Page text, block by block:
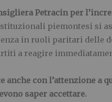
Petracin per
piemontesi si
in ruoli paritari delle
a reagire
anche con l’attenzione a
saper accettare.